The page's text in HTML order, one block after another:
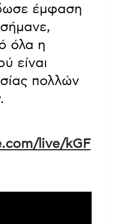
έμφαση
όλα η
είναι
πολλών
live/kGF